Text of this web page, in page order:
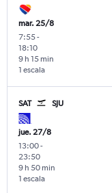
mar. 25/8
7:55-
18:10
1 escala
9 h 15 min
SAT SJU
jue. 27/8
13:00-
23:50
1 escala
9 h 50 min